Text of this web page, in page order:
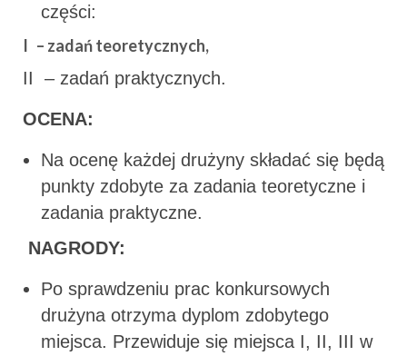
części:
I – zadań teoretycznych,
II – zadań praktycznych.
OCENA:
Na ocenę każdej drużyny składać się będą
punkty zdobyte za zadania teoretyczne i
zadania praktyczne.
NAGRODY:
Po sprawdzeniu prac konkursowych
drużyna otrzyma dyplom zdobytego
miejsca. Przewiduje się miejsca I, II, III w